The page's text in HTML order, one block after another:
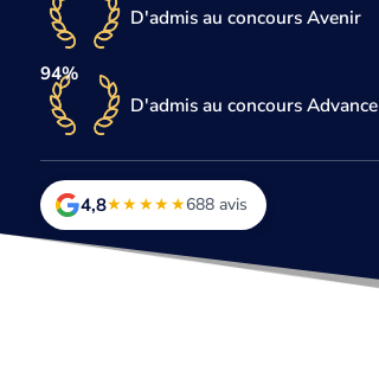
D'admis au concours Avenir
94%
D'admis au concours Advance
4,8★★★★★688 avis